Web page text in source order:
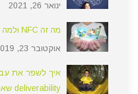
ינואר 26, 2021
מה זה NFC ולמה זה משמש?
אוקטובר 23, 2019
deliverability שאתם שולחים